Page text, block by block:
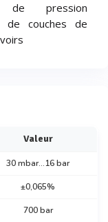
de pression
de couches de
Valeur
30 mbar…16 bar
±0,065%
700 bar